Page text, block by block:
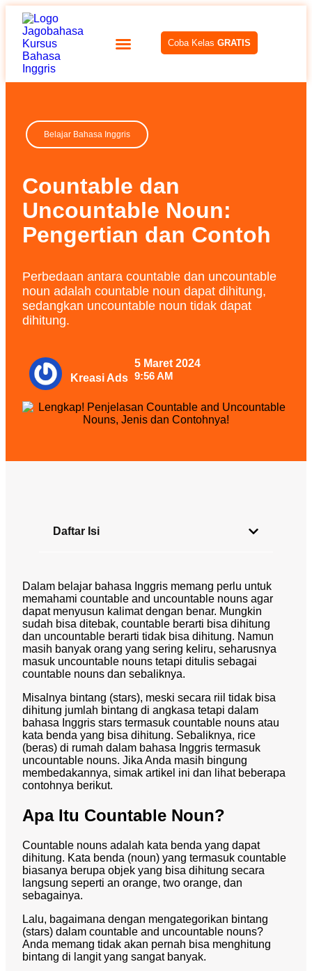
Coba Kelas GRATIS
Belajar Bahasa Inggris
Countable dan
Uncountable Noun:
Pengertian dan Contoh
Perbedaan antara countable dan uncountable
noun adalah countable noun dapat dihitung,
sedangkan uncountable noun tidak dapat
dihitung.
Kreasi Ads
5 Maret 2024
9:56 AM
Dalam belajar bahasa Inggris memang perlu untuk
memahami countable and uncountable nouns agar
dapat menyusun kalimat dengan benar. Mungkin
sudah bisa ditebak, countable berarti bisa dihitung
dan uncountable berarti tidak bisa dihitung. Namun
masih banyak orang yang sering keliru, seharusnya
masuk uncountable nouns tetapi ditulis sebagai
countable nouns dan sebaliknya.
Misalnya bintang (stars), meski secara riil tidak bisa
dihitung jumlah bintang di angkasa tetapi dalam
bahasa Inggris stars termasuk countable nouns atau
kata benda yang bisa dihitung. Sebaliknya, rice
(beras) di rumah dalam bahasa Inggris termasuk
uncountable nouns. Jika Anda masih bingung
membedakannya, simak artikel ini dan lihat beberapa
contohnya berikut.
Apa Itu Countable Noun?
Countable nouns adalah kata benda yang dapat
dihitung. Kata benda (noun) yang termasuk countable
biasanya berupa objek yang bisa dihitung secara
langsung seperti an orange, two orange, dan
sebagainya.
Lalu, bagaimana dengan mengategorikan bintang
(stars) dalam countable and uncountable nouns?
Anda memang tidak akan pernah bisa menghitung
bintang di langit yang sangat banyak.
Daftar Isi